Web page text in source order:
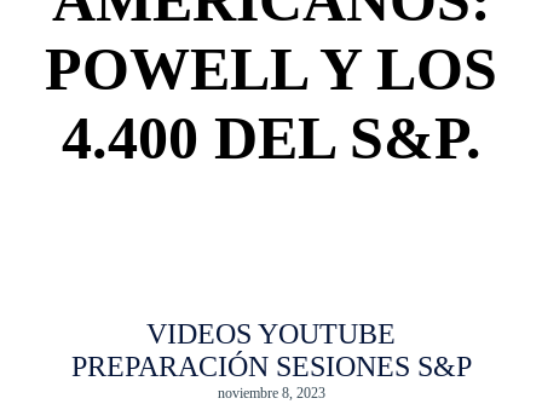
POWELL Y LOS
4.400 DEL S&P.
VIDEOS YOUTUBE
PREPARACIÓN SESIONES S&P
noviembre 8, 2023